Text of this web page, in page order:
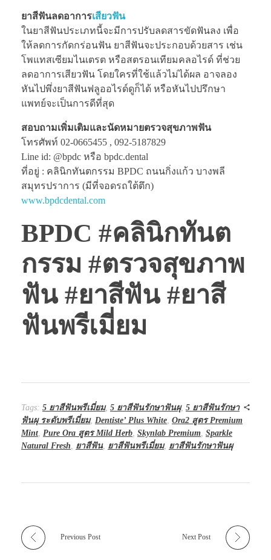
ยาสีฟันลดอาการเสียวฟัน
ในยาสีฟันประเภทนี้จะมีการปรับลดสารขัดฟันลง เพื่อ
ให้ลดการกัดกร่อนฟัน ยาสีฟันจะประกอบด้วยสาร เช่น
โพแทสเซียมไนเตรต หรือสตรอนเทียมคลอไรด์ ที่ช่วย
ลดอาการเสียวฟัน โดยใครที่ใช้แล้วไม่ได้ผล อาจลอง
หันไปพึ่งยาสีฟันฟลูออไรด์ดูก็ได้ หรือหันไปปรึกษา
แพทย์จะเป็นการดีที่สุด
สอบถามเพิ่มเติมและนัดหมายตรวจสุขภาพฟัน
โทรศัพท์ 02-0665455 , 092-5187829
Line id: @bpdc หรือ bpdc.dental
ที่อยู่ : คลินิกทันตกรรม BPDC ถนนกิ่งแก้ว บางพลี
สมุทรปราการ (มีที่จอดรถใต้ตึก)
www.bpdcdental.com
BPDC #คลินิกทันต
กรรม #ตรวจสุขภาพ
ฟัน #ยาสีฟัน #ยาสี
ฟันพรีเมี่ยม
Tags: 5 ยาสีฟันพรีเมี่ยม, 5 ยาสีฟันรักษาฟันผุ, 5 ยาสีฟันรักษา
ฟันผุ ระดับพรีเมี่ยม, Dentiste’ Plus White Ora2 สูตร Premium
Mint, Pure Ora สูตร Mild Herb Skynlab Premium Sparkle
Natural Fresh
ยาสีฟัน, ยาสีฟันพรีเมี่ยม, ยาสีฟันรักษาฟันผุ
Previous Post Next Post